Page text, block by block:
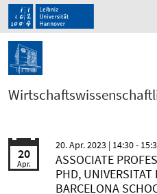
20
Apr.
20. Apr. 2023 | 14:30 -
ASSOCIATE
PHD,
BARCELONA